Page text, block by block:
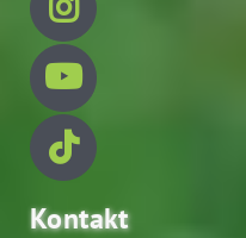
Kontakt